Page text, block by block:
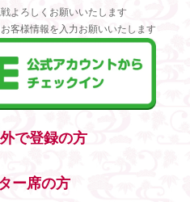
よろしくお願いいたします
客様情報を入力お願いいたします
で登録の方
ー席の方